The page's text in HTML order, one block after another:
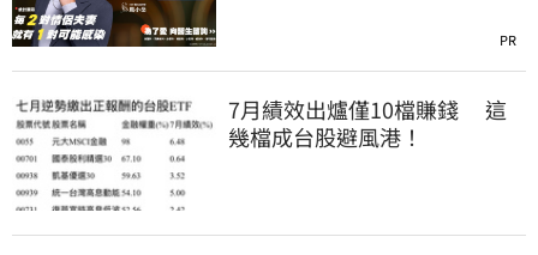
PR
7月績效出爐僅10檔賺錢 這
幾檔成台股避風港！